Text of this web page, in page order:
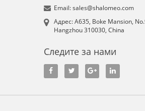
Email: sales@shalomeo.com
Aдрес: A635, Boke Mansion,
Hangzhou 310030, China
Следите за нами